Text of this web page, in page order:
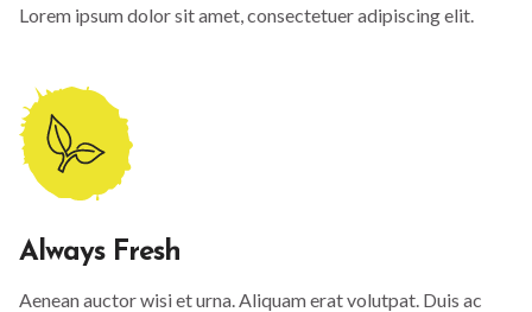
Lorem ipsum dolor sit amet, consectetuer adipiscing elit.
Always Fresh
Aenean auctor wisi et urna. Aliquam erat volutpat. Duis ac